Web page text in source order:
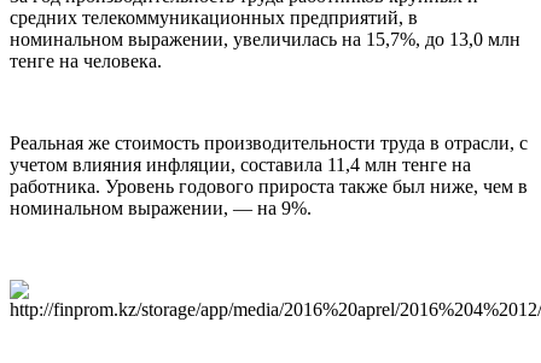
средних телекоммуникационных предприятий, в
номинальном выражении, увеличилась на 15,7%, до 13,0 млн
тенге на человека.
Реальная же стоимость производительности труда в отрасли, с
учетом влияния инфляции, составила 11,4 млн тенге на
работника. Уровень годового прироста также был ниже, чем в
номинальном выражении, — на 9%.